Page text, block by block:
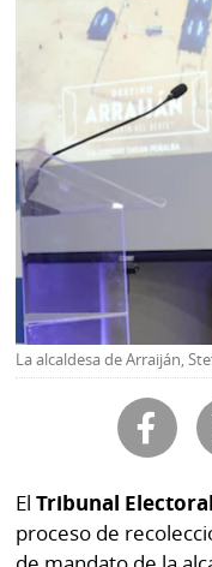
SERVICIOS
E-
Paper
Buscador
Comunicados
Catálogos
digital
Luctuosas
Contenido
de
RSS
Temas
Autores
Notas
lector
Buenas
La alcaldesa de Arraiján,
ElTribunal
proceso de